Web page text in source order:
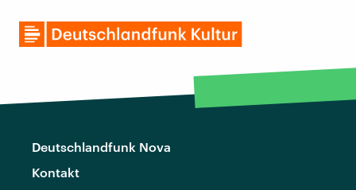
Deutschlandfunk Nova
Kontakt